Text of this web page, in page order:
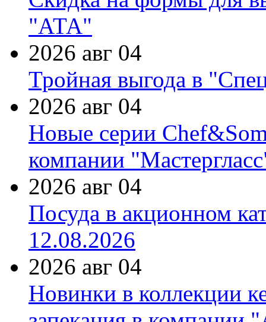
"АТА"
2026 авг 04
Тройная выгода в
2026 авг 04
Новые серии
компании
2026 авг 04
Посуда в акционном
12.08.2026
2026 авг 04
Новинки в коллекции